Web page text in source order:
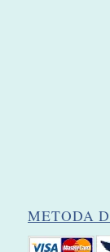
METODA